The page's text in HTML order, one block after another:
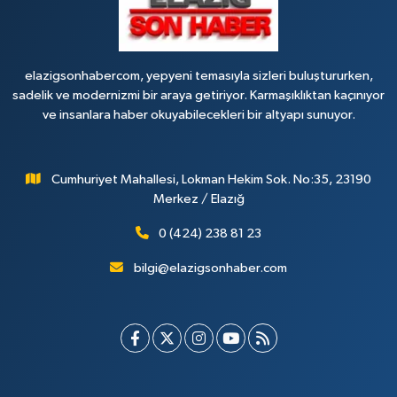
elazigsonhabercom, yepyeni temasıyla sizleri buluştururken,
sadelik ve modernizmi bir araya getiriyor. Karmaşıklıktan kaçınıyor
ve insanlara haber okuyabilecekleri bir altyapı sunuyor.
Cumhuriyet Mahallesi, Lokman Hekim Sok. No:35, 23190
Merkez / Elazığ
0 (424) 238 81 23
bilgi@elazigsonhaber.com